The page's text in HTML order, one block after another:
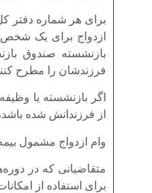
برای هر شماره دفتر
ازدواج برای یک
بازنشسته صندوق
فرزندشان را مطرح
اگر بازنشسته یا
از فرزندانش شده
وام ازدواج مشمول
متقاضیانی که در
برای استفاده از